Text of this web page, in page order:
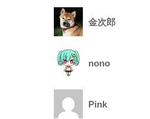
金次郎
nono
Pink